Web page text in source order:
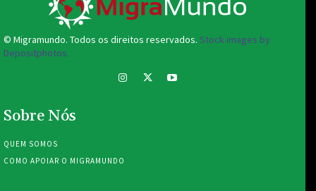
© Migramundo. Todos os direitos reservados. Stock images by
Depositphotos.
Sobre Nós
QUEM SOMOS
COMO APOIAR O MIGRAMUNDO